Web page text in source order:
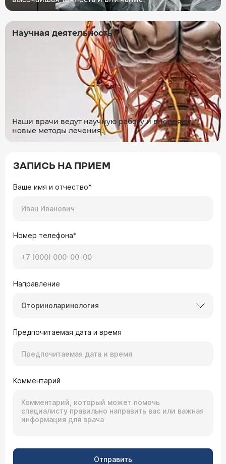
Научная деятельность
Наши врачи ведут научную работу и внедряют
новые методы лечения.
ЗАПИСЬ НА ПРИЕМ
Ваше имя и отчество*
Номер телефона*
Направление
Оториноларинология
Предпочитаемая дата и время
Комментарий
Отправить